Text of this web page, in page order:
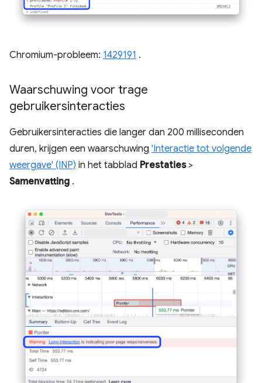
Chromium-probleem: 1429191 .
Waarschuwing voor trage
gebruikersinteracties
Gebruikersinteracties die langer dan 200 milliseconden
duren, krijgen een waarschuwing 'Interactie tot volgende
weergave' (INP) in het tabblad Prestaties>
Samenvatting .